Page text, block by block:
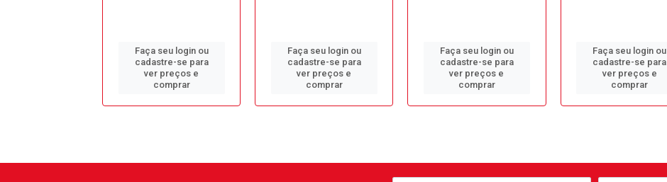
Faça seu login ou
cadastre-se para
ver preços e
comprar
Faça seu login ou
cadastre-se para
ver preços e
comprar
Faça seu login ou
cadastre-se para
ver preços e
comprar
Faça seu login ou
cadastre-se para
ver preços e
comprar